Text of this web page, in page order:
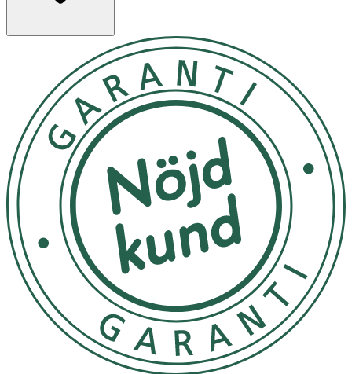
· Synligt upp till 500 meter
· Vattenavvisande silikonmaterial
· Justerbar längd – max 65 cm
· Tre ljuslägen: snabbt blinkande, långsamt blinkande,
fast sken
· Batteritid: upp till 5 timmar (blinkande), 2 timmar
(fast sken)
· Uppladdningsbar via USB (kabel medföljer)
Användning
Klipp till önskad längd.
Välj önskat ljusläge.
Ladda med medföljande USB-kabel vid behov.